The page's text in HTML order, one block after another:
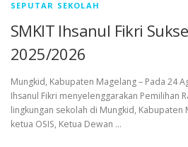
SEPUTAR SEKOLAH
SMKIT Ihsanul Fikri
2025/2026
Mungkid, Kabupaten Magelang – Pada 24
Ihsanul Fikri menyelenggarakan Pemilihan
lingkungan sekolah di Mungkid, Kabupaten
ketua OSIS, Ketua Dewan …